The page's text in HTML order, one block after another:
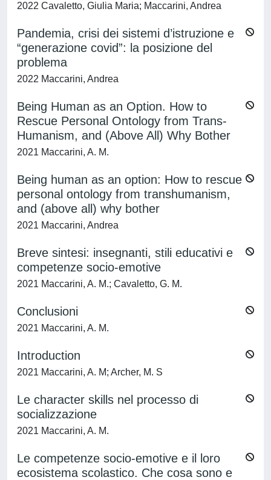
2022 Cavaletto, Giulia Maria; Maccarini, Andrea
Pandemia, crisi dei sistemi d’istruzione e
“generazione covid”: la posizione del
problema
2022 Maccarini, Andrea
Being Human as an Option. How to
Rescue Personal Ontology from Trans-
Humanism, and (Above All) Why Bother
2021 Maccarini, A. M.
Being human as an option: How to rescue
personal ontology from transhumanism,
and (above all) why bother
2021 Maccarini, Andrea
Breve sintesi: insegnanti, stili educativi e
competenze socio-emotive
2021 Maccarini, A. M.; Cavaletto, G. M.
Conclusioni
2021 Maccarini, A. M.
Introduction
2021 Maccarini, A. M; Archer, M. S
Le character skills nel processo di
socializzazione
2021 Maccarini, A. M.
Le competenze socio-emotive e il loro
ecosistema scolastico. Che cosa sono e